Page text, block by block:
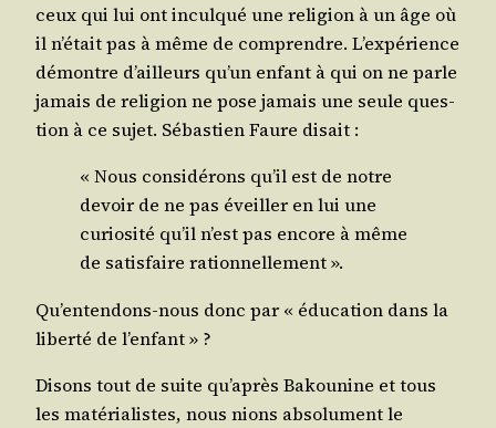
ceux qui lui ont incul­qué une reli­gion à un âge où
il n’é­tait pas à même de com­prendre. L’ex­pé­rience
démontre d’ailleurs qu’un enfant à qui on ne parle
jamais de reli­gion ne pose jamais une seule ques­
tion à ce sujet. Sébas­tien Faure disait :
« Nous consi­dé­rons qu’il est de notre
devoir de ne pas éveiller en lui une
curio­si­té qu’il n’est pas encore à même
de satis­faire rationnellement ».
Qu’en­ten­dons-nous donc par « édu­ca­tion dans la
liber­té de l’enfant » ?
Disons tout de suite qu’a­près Bakou­nine et tous
les maté­ria­listes, nous nions abso­lu­ment le